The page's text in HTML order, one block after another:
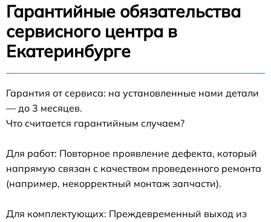
Гарантийные обязательства
сервисного центра в
Екатеринбурге
Гарантия от сервиса: на установленные нами детали
— до 3 месяцев.
Что считается гарантийным случаем?
Для работ: Повторное проявление дефекта, который
напрямую связан с качеством проведенного ремонта
(например, некорректный монтаж запчасти).
Для комплектующих: Преждевременный выход из